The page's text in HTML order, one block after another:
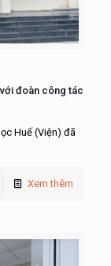
đoàn công tác
Huế (Viện) đã
Xem thêm